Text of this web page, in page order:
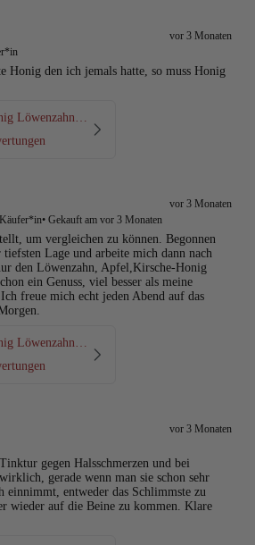
vor 3 Monaten
Honig den ich jemals hatte, so muss Honig
Bio-Presshonig Löwenzahn, Apfel & Kirsche – Rohhonig kaltgepresst
vor 3 Monaten
• Gekauft am vor 3 Monaten
um vergleichen zu können. Begonnen
Lage und arbeite mich dann nach
den Löwenzahn, Apfel,Kirsche-Honig
ein Genuss, viel besser als meine
freue mich echt jeden Abend auf das
Bio-Presshonig Löwenzahn, Apfel & Kirsche – Rohhonig kaltgepresst
vor 3 Monaten
gegen Halsschmerzen und bei
gerade wenn man sie schon sehr
einnimmt, entweder das Schlimmste zu
wieder auf die Beine zu kommen. Klare